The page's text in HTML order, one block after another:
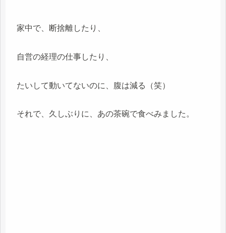
家中で、断捨離したり、
自営の経理の仕事したり、
たいして動いてないのに、腹は減る（笑）
それで、久しぶりに、あの茶碗で食べみました。